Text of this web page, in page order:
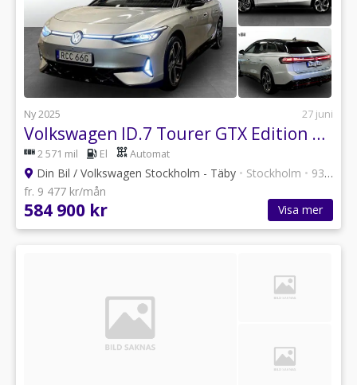
Ny 2025 27 juni
Volkswagen ID.7 Tourer GTX Edition Drag/Navigation
2 571 mil El Automat
Din Bil / Volkswagen Stockholm - Täby • Stockholm • 93 annonser
fr. 9 477 kr/mån
584 900 kr Visa mer